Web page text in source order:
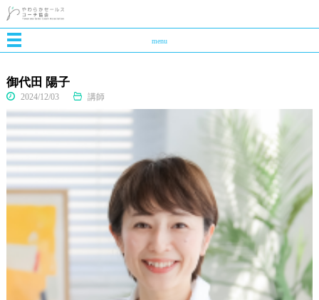
menu
御代田 陽子
2024/12/03 講師